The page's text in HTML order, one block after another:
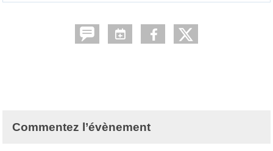
Commentez l’évènement